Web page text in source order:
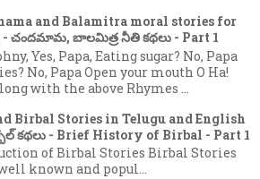
and Balamitra moral stories for
చందమామ, బాలమిత్ర నీతి కథలు - Part 1
Yes, Papa, Eating sugar? No, Papa
No, Papa Open your mouth O Ha!
with the above Rhymes ...
Birbal Stories in Telugu and English
కథలు - Brief History of Birbal - Part 1
of Birbal Stories Birbal Stories
known and popul...